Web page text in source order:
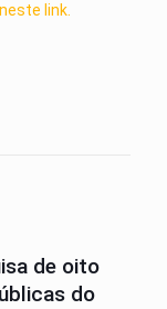
link.
de oito
do